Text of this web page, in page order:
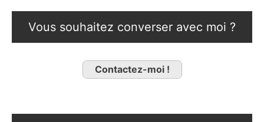
Vous souhaitez converser avec moi ?
Contactez-moi !